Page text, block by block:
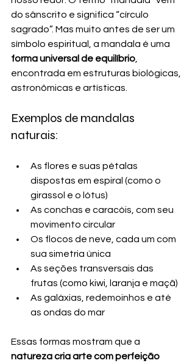
do sânscrito e significa “círculo
sagrado”. Mas muito antes de ser um
símbolo espiritual, a mandala é uma
forma universal de equilíbrio
encontrada em estruturas biológicas,
astronômicas e artísticas.
Exemplos de mandalas
naturais:
As flores e suas pétalas
dispostas em espiral (como o
girassol e o lótus)
As conchas e caracóis, com seu
movimento circular
Os flocos de neve, cada um com
sua simetria única
As seções transversais das
frutas (como kiwi, laranja e maçã)
As galáxias, redemoinhos e até
as ondas do mar
Essas formas mostram que a
natureza cria arte com perfeição